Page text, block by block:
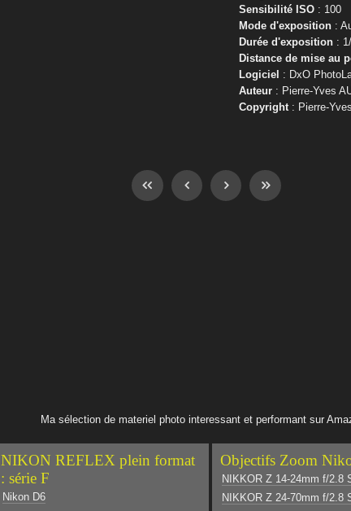
Sensibilité ISO : 100
Mode d'exposition :
Durée d'exposition :
Distance de mise au
Logiciel : DxO
Auteur : Pierre-Yves
Copyright : Pierre-
Ma sélection de materiel photo interessant et performant sur
NIKON REFLEX plein format
: série F
Nikon D6
Objectifs Zoom
NIKKOR Z 14-24mm f/2.8
NIKKOR Z 24-70mm f/2.8